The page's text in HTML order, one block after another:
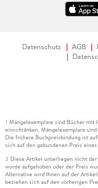
Datenschutz AGB
1 Mängelexemplare sind Bücher mit
einschränken. Mängelexemplare
Die frühere Buchpreisbindung ist
sich auf den gebundenen Preis
2 Diese Artikel unterliegen nicht
wurde aufgehoben oder der Preis
Alternative wird Ihnen auf der
beziehen sich auf den vorherigen